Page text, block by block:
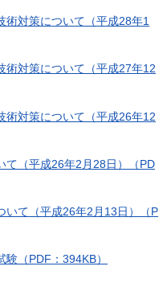
術対策について（平成28年1
術対策について（平成27年12
術対策について（平成26年12
て（平成26年2月28日）（PD
いて（平成26年2月13日）（P
（PDF：394KB）